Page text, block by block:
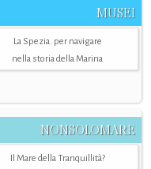
MUSEI
La Spezia. per navigare
nella storia della Marina
NONSOLOMARE
Il Mare della Tranquillità?